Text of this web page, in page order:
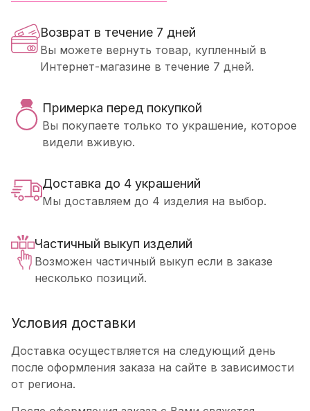
Возврат в течение 7 дней
Вы можете вернуть товар, купленный в
Интернет-магазине в течение 7 дней.
Примерка перед покупкой
Вы покупаете только то украшение, которое
видели вживую.
Доставка до 4 украшений
Мы доставляем до 4 изделия на выбор.
Частичный выкуп изделий
Возможен частичный выкуп если в заказе
несколько позиций.
Условия доставки
Доставка осуществляется на следующий день
после оформления заказа на сайте в зависимости
от региона.